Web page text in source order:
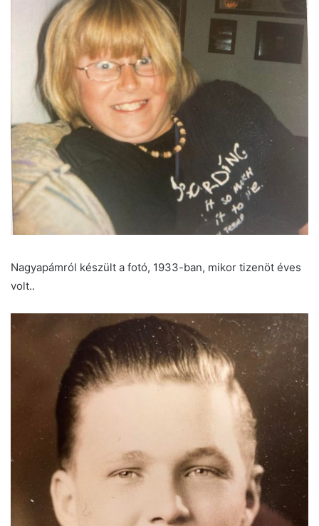
Nagyapámról készült a fotó, 1933-ban, mikor tizenöt éves
volt..